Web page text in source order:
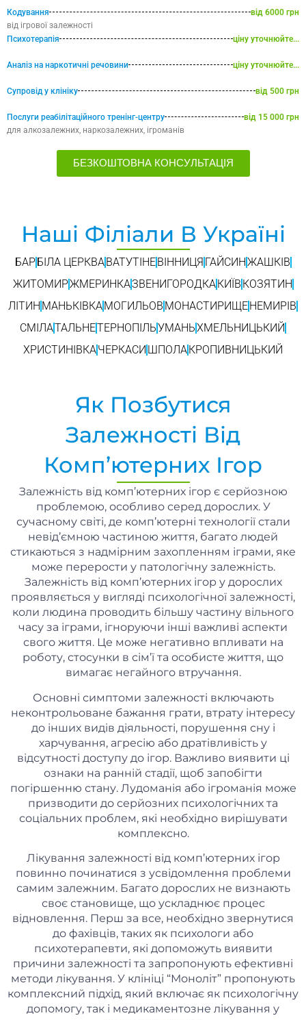
Кодування
від 6000 грн
від ігрової залежності
Психотерапія
ціну уточнюйте...
Аналіз на наркотичні речовини ціну уточнюйте...
Супровід у клініку від 500 грн
Послуги реабілітаційного тренінг-центру
від 15 000 грн
для алкозалежних, наркозалежних, ігроманів
БЕЗКОШТОВНА КОНСУЛЬТАЦІЯ
Наші Філіали В Україні
БАРБІЛА ЦЕРКВАВАТУТІНЕВІННИЦЯ ГАЙСИНЖАШКІВ
ЖИТОМИРЖМЕРИНКАЗВЕНИГОРОДКАКИЇВ КОЗЯТИН
ЛІТИН МАНЬКІВКАМОГИЛЬОВ МОНАСТИРИЩЕНЕМИРІВ
СМІЛАТАЛЬНЕТЕРНОПІЛЬУМАНЬХМЕЛЬНИЦЬКИЙ
ХРИСТИНІВКАЧЕРКАСИ ШПОЛАКРОПИВНИЦЬКИЙ
Як Позбутися
Залежності Від
Комп’ютерних Ігор
Залежність від комп’ютерних ігор є серйозною
проблемою, особливо серед дорослих. У
сучасному світі, де комп’ютерні технології стали
невід’ємною частиною життя, багато людей
стикаються з надмірним захопленням іграми, яке
може перерости у патологічну залежність.
Залежність від комп’ютерних ігор у дорослих
проявляється у вигляді психологічної залежності,
коли людина проводить більшу частину вільного
часу за іграми, ігноруючи інші важливі аспекти
свого життя. Це може негативно впливати на
роботу, стосунки в сім’ї та особисте життя, що
вимагає негайного втручання.
Основні симптоми залежності включають
неконтрольоване бажання грати, втрату інтересу
до інших видів діяльності, порушення сну і
харчування, агресію або дратівливість у
відсутності доступу до ігор. Важливо виявити ці
ознаки на ранній стадії, щоб запобігти
погіршенню стану. Лудоманія або ігроманія може
призводити до серйозних психологічних та
соціальних проблем, які необхідно вирішувати
комплексно.
Лікування залежності від комп’ютерних ігор
повинно починатися з усвідомлення проблеми
самим залежним. Багато дорослих не визнають
своє становище, що ускладнює процес
відновлення. Перш за все, необхідно звернутися
до фахівців, таких як психологи або
психотерапевти, які допоможуть виявити
причини залежності та запропонують ефективні
методи лікування. У клініці “Моноліт” пропонують
комплексний підхід, який включає як психологічну
допомогу, так і медикаментозне лікування у